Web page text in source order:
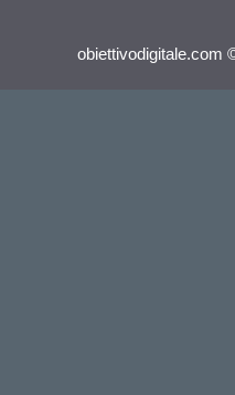
obiettivodigitale.com